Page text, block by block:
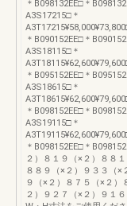
＊B098132EE□＊
A3S17215□＊
＊B090152EE□＊
A3S18115□＊
＊B095152EE□＊
A3S18615□＊
＊B098152EE□＊
A3S19115□＊
＊B098152EE□＊
２）８１９（×２）８８
８８９（×２）９３３（×
９（×２）８７５（×２）
２）９２７（×２）９１